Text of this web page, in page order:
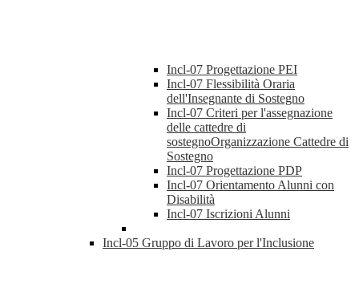
Incl-07 Progettazione PEI
Incl-07 Flessibilità Oraria
dell'Insegnante di Sostegno
Incl-07 Criteri per l'assegnazione
delle cattedre di
sostegnoOrganizzazione Cattedre di
Sostegno
Incl-07 Progettazione PDP
Incl-07 Orientamento Alunni con
Disabilità
Incl-07 Iscrizioni Alunni
Incl-05 Gruppo di Lavoro per l'Inclusione